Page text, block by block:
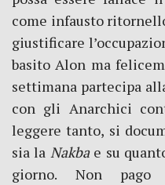
come infausto
giustificare
basito Alon ma
settimana partecipa
con gli Anarchici
leggere tanto, si
sia la Nakbae su
giorno. Non pago